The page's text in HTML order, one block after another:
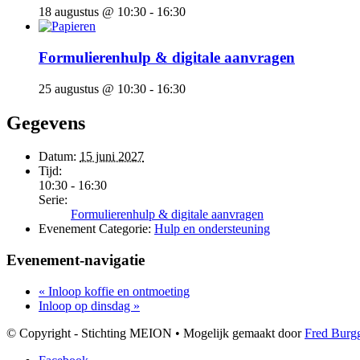
18 augustus @ 10:30 - 16:30
Formulierenhulp & digitale aanvragen
25 augustus @ 10:30 - 16:30
Gegevens
Datum: 15 juni 2027
Tijd:
10:30 - 16:30
Serie:
Formulierenhulp & digitale aanvragen
Evenement Categorie: Hulp en ondersteuning
Evenement-navigatie
« Inloop koffie en ontmoeting
Inloop op dinsdag »
© Copyright - Stichting MEION • Mogelijk gemaakt doorFred